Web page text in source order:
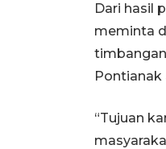
Dari hasil
meminta
“Tujuan